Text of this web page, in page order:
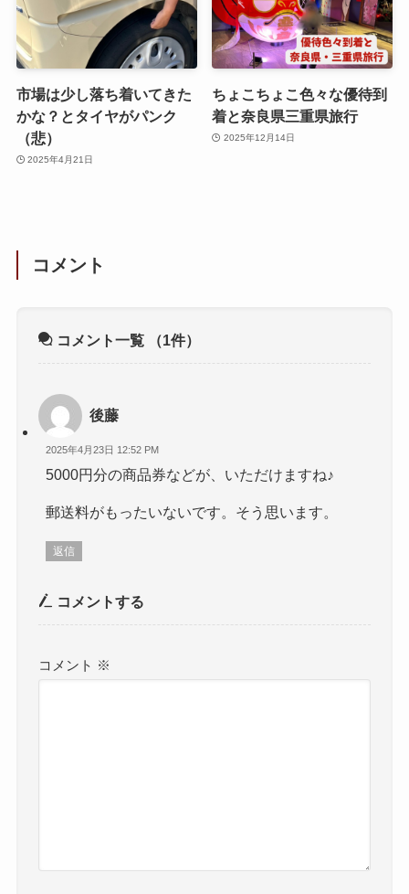
市場は少し落ち着いてきた
かな？とタイヤがパンク
（悲）
2025年4月21日
ちょこちょこ色々な優待到
着と奈良県三重県旅行
2025年12月14日
コメント
コメント一覧 （1件）
後藤
2025年4月23日 12:52 PM
5000円分の商品券などが、いただけますね♪
郵送料がもったいないです。そう思います。
返信
コメントする
コメント ※